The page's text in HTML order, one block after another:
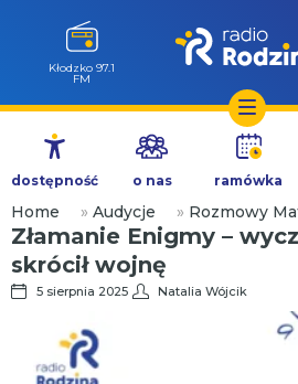
Przejdź
treści
Kłodzko 97.1
FM
dostępność o nas ramówka
Home » Audycje » Rozmowy
Złamanie Enigmy –
skrócił wojnę
5 sierpnia 2025 Natalia Wójcik